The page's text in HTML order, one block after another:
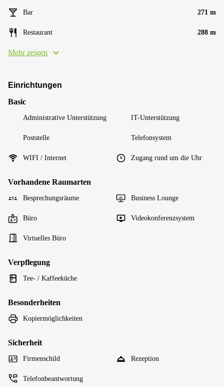
Bar 271 m
Restaurant 288 m
Mehr zeigen
Einrichtungen
Basic
Administrative Unterstützung IT-Unterstützung
Poststelle Telefonsystem
WIFI / Internet Zugang rund um die Uhr
Vorhandene Raumarten
Besprechungsräume Business Lounge
Büro Videokonferenzsystem
Virtuelles Büro
Verpflegung
Tee- / Kaffeeküche
Besonderheiten
Kopiermöglichkeiten
Sicherheit
Firmenschild Rezeption
Telefonbeantwortung